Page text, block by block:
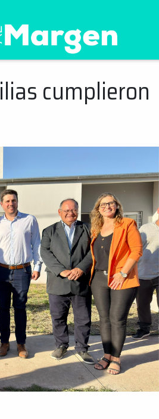
cumplieron